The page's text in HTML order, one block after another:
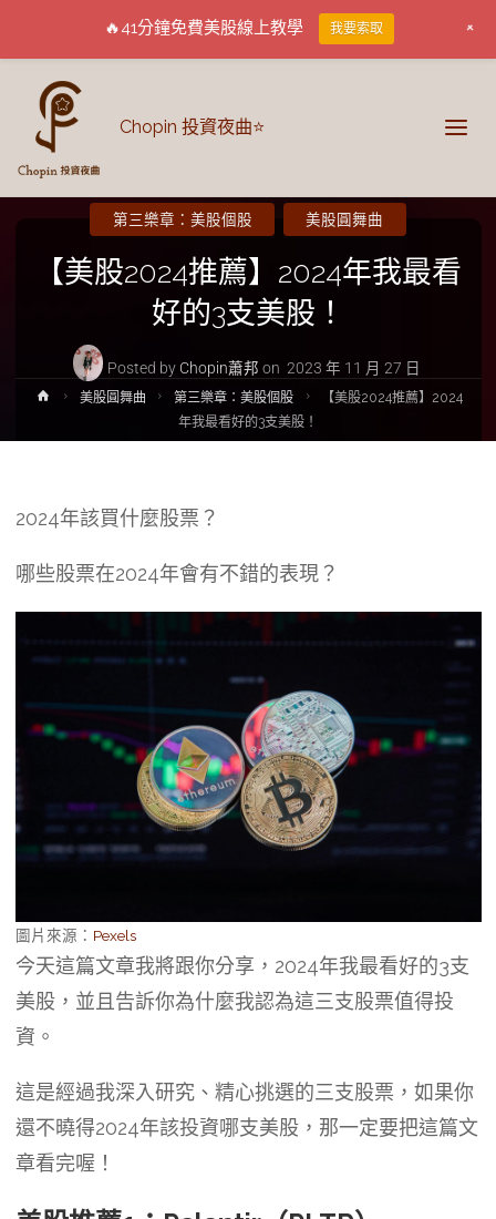
Chopin 投資夜曲⭐
【美股2024推薦】2024年我最看
好的3支美股！
Posted by Chopin蕭邦 on 2023 年 11 月 27 日
第三樂章：美股個股 美股圓舞曲
美股圓舞曲 第三樂章：美股個股
【美股2024推薦】2024
年我最看好的3支美股！
2024年該買什麼股票？
哪些股票在2024年會有不錯的表現？
圖片來源： Pexels
今天這篇文章我將跟你分享，2024年我最看好的3支
美股，並且告訴你為什麼我認為這三支股票值得投
資。
這是經過我深入研究、精心挑選的三支股票，如果你
還不曉得2024年該投資哪支美股，那一定要把這篇文
章看完喔！
🔥41分鐘免費美股線上教學 我要索取 +